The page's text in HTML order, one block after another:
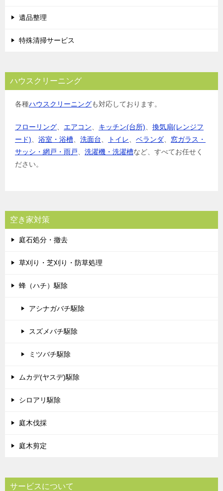
遺品整理
特殊清掃サービス
ハウスクリーニング
各種ハウスクリーニングも対応しております。
フローリング エアコン キッチン(台所)
換気扇(レンジフ
ード)
浴室・浴槽 洗面台 トイレ ベランダ
窓ガラス・
サッシ・網戸・雨戸
洗濯機・洗濯槽など、すべてお任せく
ださい。
空き家対策
庭石処分・撤去
草刈り・芝刈り・防草処理
蜂（ハチ）駆除
アシナガバチ駆除
スズメバチ駆除
ミツバチ駆除
ムカデ(ヤスデ)駆除
シロアリ駆除
庭木伐採
庭木剪定
サービスについて